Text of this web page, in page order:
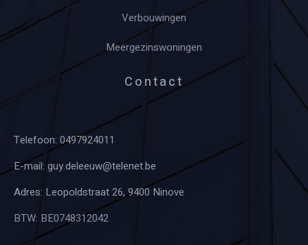
Verbouwingen
Meergezinswoningen
Contact
Telefoon: 0497924011
E-mail: guy.deleeuw@telenet.be
Adres: Leopoldstraat 26, 9400 Ninove
BTW: BE0748312042